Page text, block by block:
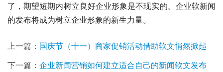
了，期望短期内树立良好企业形象是不现实的。企业软新闻
的发布将成为树立企业形象的新生力量。
上一篇： 国庆节（十一）商家促销活动借助软文悄然掀起
下一篇： 企业新闻营销如何建立适合自己的新闻软文发布